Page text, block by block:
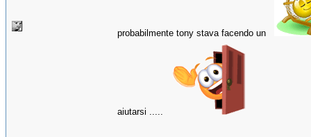
probabilmente tony stava facendo un
aiutarsi .....